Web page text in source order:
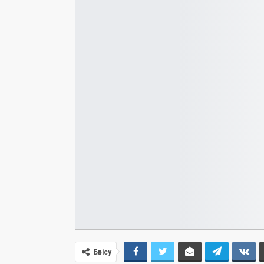
Бөлісу